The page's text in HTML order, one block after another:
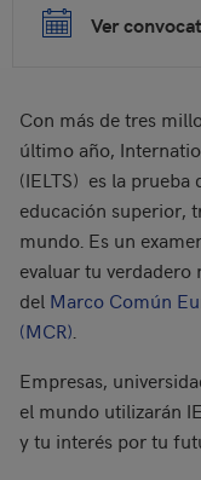
Ver
Con más de tres
último año,
(IELTS) es la prueba
educación superior,
mundo. Es un
evaluar tu verdadero
del Marco Común
(MCR).
Empresas,
el mundo utilizarán
y tu interés por tu